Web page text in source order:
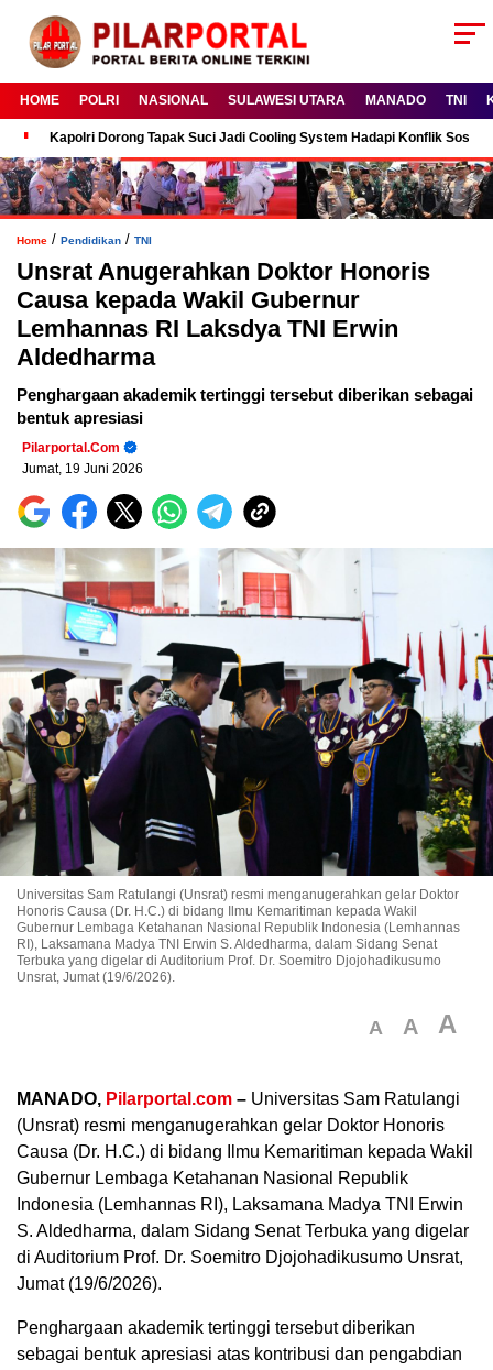
HOME POLRI NASIONAL SULAWESI UTARA MANADO TNI
Kapolri Dorong Tapak Suci Jadi Cooling System Hadapi Konflik Sosial
Home / Pendidikan / TNI
Unsrat Anugerahkan Doktor Honoris
Causa kepada Wakil Gubernur
Lemhannas RI Laksdya TNI Erwin
Aldedharma
Penghargaan akademik tertinggi tersebut diberikan sebagai
bentuk apresiasi
Pilarportal.com
Jumat, 19 Juni 2026
Universitas Sam Ratulangi (Unsrat) resmi menganugerahkan gelar Doktor
Honoris Causa (Dr. H.C.) di bidang Ilmu Kemaritiman kepada Wakil
Gubernur Lembaga Ketahanan Nasional Republik Indonesia (Lemhannas
RI), Laksamana Madya TNI Erwin S. Aldedharma, dalam Sidang Senat
Terbuka yang digelar di Auditorium Prof. Dr. Soemitro Djojohadikusumo
Unsrat, Jumat (19/6/2026).
A A A
MANADO, Pilarportal.com – Universitas Sam Ratulangi
(Unsrat) resmi menganugerahkan gelar Doktor Honoris
Causa (Dr. H.C.) di bidang Ilmu Kemaritiman kepada Wakil
Gubernur Lembaga Ketahanan Nasional Republik
Indonesia (Lemhannas RI), Laksamana Madya TNI Erwin
S. Aldedharma, dalam Sidang Senat Terbuka yang digelar
di Auditorium Prof. Dr. Soemitro Djojohadikusumo Unsrat,
Jumat (19/6/2026).
Penghargaan akademik tertinggi tersebut diberikan
sebagai bentuk apresiasi atas kontribusi dan pengabdian